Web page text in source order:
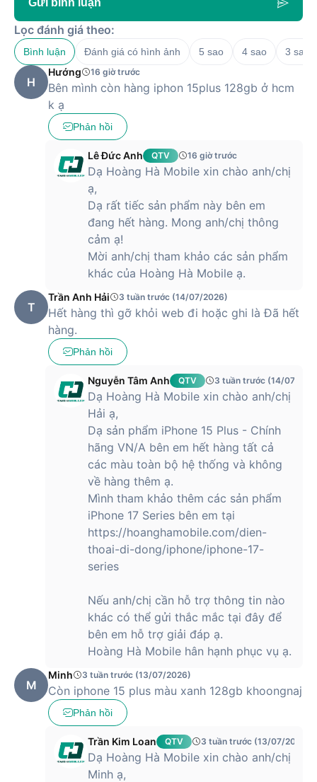
15 Plus
512GB
~31.000.000
Trả góp 0%,
thu cũ đổi
12 tháng
Lưu ý:Giá thực tế có thể thay đổi tuỳ chương trình khuyến
mãi và thời điểm đặt hàng. Vui lòng liên hệ để được tư vấn
bảng giá iPhone
Trả góp 0% qua thẻ tín dụng hoặc công ty tài chính.
Chương trình thu cũ đổi mới - hỗ trợ định giá máy cũ
nhanh chóng.
Quà tặng phụ kiện chính hãng khi đặt hàng sớm.
Sản phẩm bảo hành chính hãng Apple 12 tháng, 1 đổi 1
trong 30 ngày đầu với lỗi phần cứng.
Miễn phí vận chuyển toàn quốc, giao nhanh nội thành
Xuất hóa đơn VAT đầy đủ.
Các Tùy Chọn Màu Sắc iPhone 15 Plus
Màu sắc Mô tả
Đen (Black)
Thanh lịch, phù hợp với mọi đối tượng sử
dụng.
Trẻ trung, tạo điểm nhấn nổi bật cho cá
tính hiện đại.
Phong cách tự nhiên, gần gũi với xu
hướng thân thiện môi trường.
Tươi sáng, rực rỡ, phù hợp với người
dùng yêu thích sự nổi bật.
Dịu dàng, dành cho người dùng thích
phong cách nhẹ nhàng, trẻ trung.
Việc đa dạng hóa màu sắc giúp người dùng có nhiều lựa
chọn phù hợp với cá tính và phong cách riêng. Mặt kính pha
màu mới không chỉ đẹp mắt mà còn hạn chế bám vân tay,
giữ cho thiết bị luôn sạch sẽ và sáng bóng.
Đánh Giá Chi Tiết Thiết Kế Và Màn Hình
iPhone 15 Plus
iPhone 15 Plus sở hữu thiết kế bo cong mềm mại, mặt lưng
kính pha màu và khung nhôm tái chế, thân thiện với môi
trường và tạo cảm giác cầm nắm chắc chắn, dễ chịu.
Thiết kế bo cong, sang trọng thân thiện môi
Lọc đánh giá theo:
Bình luận Đánh giá có hình ảnh 5 sao 4 sao 3 sao
H
Hướng 16 giờ trước
Bên mình còn hàng iphon 15plus 128gb ở hcm
k ạ
Phản hồi
Lê Đức Anh QTV 16 giờ trước
Dạ Hoàng Hà Mobile xin chào anh/chị
ạ,
Dạ rất tiếc sản phẩm này bên em
đang hết hàng. Mong anh/chị thông
cảm ạ!
Mời anh/chị tham khảo các sản phẩm
khác của Hoàng Hà Mobile ạ.
T
Trần Anh Hải 3 tuần trước (14/07/2026)
Hết hàng thì gỡ khỏi web đi hoặc ghi là Đã hết
hàng.
Phản hồi
Nguyễn Tâm Anh QTV 3 tuần trước (14/07/
Dạ Hoàng Hà Mobile xin chào anh/chị
Hải ạ,
Dạ sản phẩm iPhone 15 Plus - Chính
hãng VN/A bên em hết hàng tất cả
các màu toàn bộ hệ thống và không
về hàng thêm ạ.
Mình tham khảo thêm các sản phẩm
iPhone 17 Series bên em tại
https://hoanghamobile.com/dien-
thoai-di-dong/iphone/iphone-17-
series
Nếu anh/chị cần hỗ trợ thông tin nào
khác có thể gửi thắc mắc tại đây để
bên em hỗ trợ giải đáp ạ.
Hoàng Hà Mobile hân hạnh phục vụ ạ.
M
Minh 3 tuần trước (13/07/2026)
Còn iphone 15 plus màu xanh 128gb khoongnaj
Phản hồi
Trần Kim Loan QTV 3 tuần trước (13/07/2026)
Dạ Hoàng Hà Mobile xin chào anh/chị
Minh ạ,